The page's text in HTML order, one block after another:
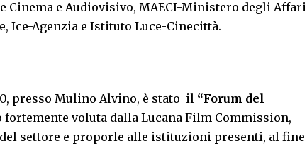
Cinema e Audiovisivo, MAECI-Ministero degli Affari
Ice-Agenzia e Istituto Luce-Cinecittà.
presso Mulino Alvino, è stato il “Forum del
fortemente voluta dalla Lucana Film Commission,
settore e proporle alle istituzioni presenti, al fine